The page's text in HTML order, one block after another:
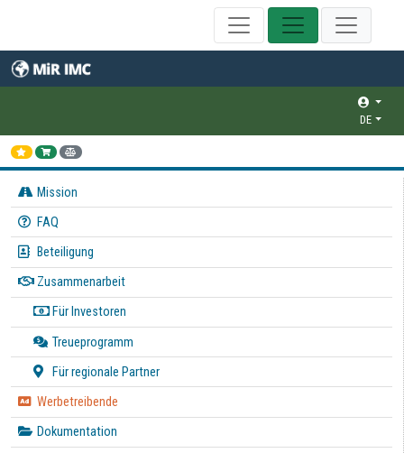
DE
Mission
FAQ
Beteiligung
Zusammenarbeit
Für Investoren
Treueprogramm
Für regionale Partner
Werbetreibende
Dokumentation